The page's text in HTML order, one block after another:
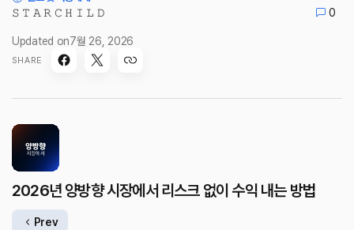
𝚂 𝚃 𝙰 𝚁 𝙲 𝙷 𝙸 𝙻 𝙳 0
Updated on7월 26, 2026
SHARE
2026년 양방향 시장에서 리스크 없이 수익 내는 방법
Prev